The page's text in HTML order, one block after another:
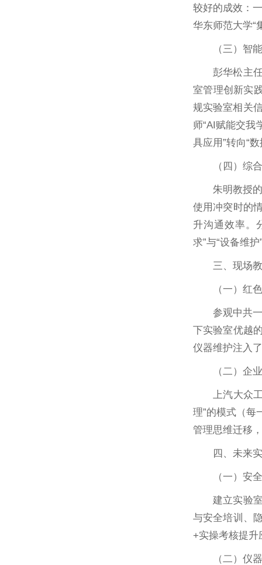
较好的成效：
华东师范大学“
（三）智
彭华松主
室管理创新实
规实验室相关
师“AI赋能交我
具应用”转向“
（四）综
朱明教授
使用冲突时的
升沟通效率。
求”与“设备维
三、现场
（一）红
参观中共
下实验室优越
仪器维护注入
（二）企
上汽大众
理”的模式（每
管理思维迁移
四、未来
（一）安
建立实验
与安全培训、
+实操考核提升
（二）仪